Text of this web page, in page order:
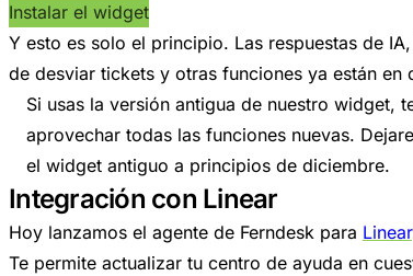
Instalar el widget
Y esto es solo el principio. Las respuestas de
de desviar tickets y otras funciones ya están en
Si usas la versión antigua de nuestro widget,
aprovechar todas las funciones nuevas.
el widget antiguo a principios de diciembre.
Integración con Linear
Hoy lanzamos el agente de Ferndesk para Linear
Te permite actualizar tu centro de ayuda en